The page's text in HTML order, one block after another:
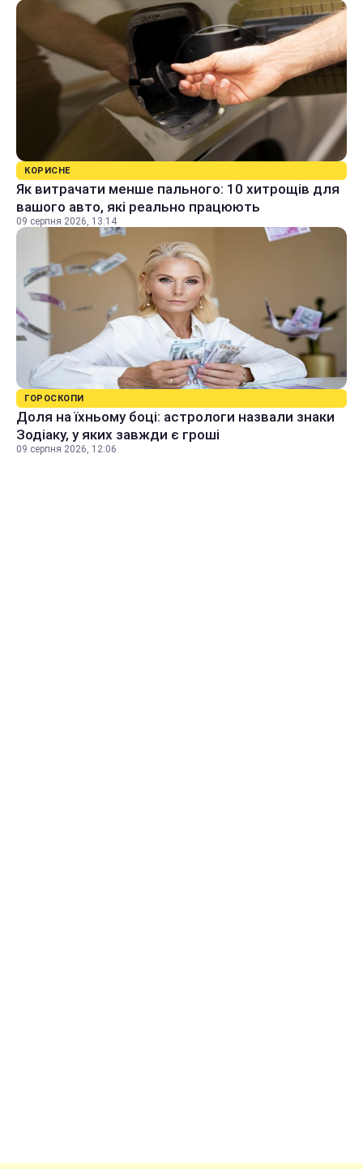
КОРИСНЕ
Як витрачати менше пального: 10 хитрощів для
вашого авто, які реально працюють
09 серпня 2026, 13:14
ГОРОСКОПИ
Доля на їхньому боці: астрологи назвали знаки
Зодіаку, у яких завжди є гроші
09 серпня 2026, 12:06